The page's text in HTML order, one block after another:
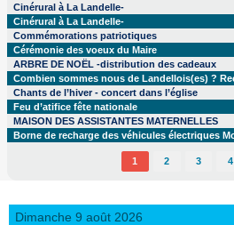
Cinérural à La Landelle-
Cinérural à La Landelle-
Commémorations patriotiques
Cérémonie des voeux du Maire
ARBRE DE NOËL -distribution des cadeaux
Combien sommes nous de Landellois(es) ?
Chants de l’hiver - concert dans l’église
Feu d’atifice fête nationale
MAISON DES ASSISTANTES MATERNELLES
Borne de recharge des véhicules électriques
1 2 3 4
Dimanche 9 août 2026